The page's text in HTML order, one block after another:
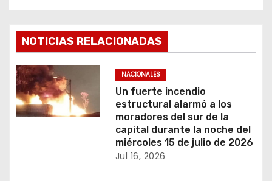
c
i
ó
n
NOTICIAS RELACIONADAS
NACIONALES
Un fuerte incendio
estructural alarmó a los
moradores del sur de la
capital durante la noche del
miércoles 15 de julio de 2026
Jul 16, 2026